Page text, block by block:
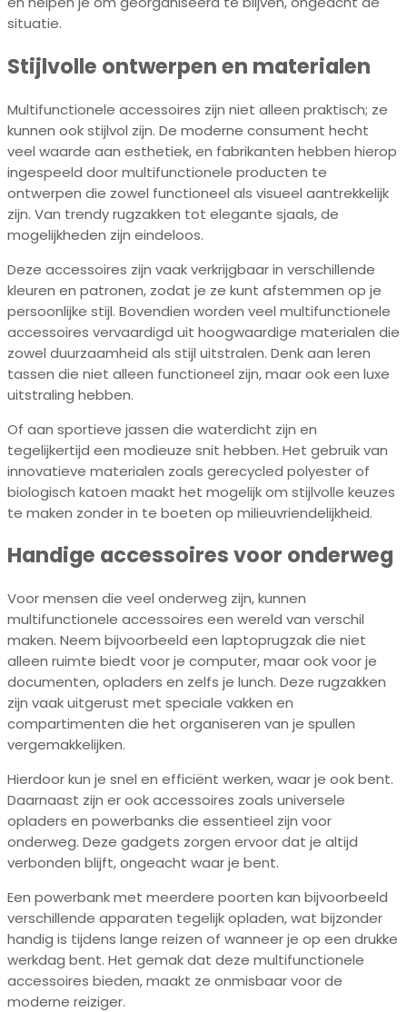
situatie.
Stijlvolle ontwerpen en materialen
Multifunctionele accessoires zijn niet alleen praktisch; ze
kunnen ook stijlvol zijn. De moderne consument hecht
veel waarde aan esthetiek, en fabrikanten hebben hierop
ingespeeld door multifunctionele producten te
ontwerpen die zowel functioneel als visueel aantrekkelijk
zijn. Van trendy rugzakken tot elegante sjaals, de
mogelijkheden zijn eindeloos.
Deze accessoires zijn vaak verkrijgbaar in verschillende
kleuren en patronen, zodat je ze kunt afstemmen op je
persoonlijke stijl. Bovendien worden veel multifunctionele
accessoires vervaardigd uit hoogwaardige materialen die
zowel duurzaamheid als stijl uitstralen. Denk aan leren
tassen die niet alleen functioneel zijn, maar ook een luxe
uitstraling hebben.
Of aan sportieve jassen die waterdicht zijn en
tegelijkertijd een modieuze snit hebben. Het gebruik van
innovatieve materialen zoals gerecycled polyester of
biologisch katoen maakt het mogelijk om stijlvolle keuzes
te maken zonder in te boeten op milieuvriendelijkheid.
Handige accessoires voor onderweg
Voor mensen die veel onderweg zijn, kunnen
multifunctionele accessoires een wereld van verschil
maken. Neem bijvoorbeeld een laptoprugzak die niet
alleen ruimte biedt voor je computer, maar ook voor je
documenten, opladers en zelfs je lunch. Deze rugzakken
zijn vaak uitgerust met speciale vakken en
compartimenten die het organiseren van je spullen
vergemakkelijken.
Hierdoor kun je snel en efficiënt werken, waar je ook bent.
Daarnaast zijn er ook accessoires zoals universele
opladers en powerbanks die essentieel zijn voor
onderweg. Deze gadgets zorgen ervoor dat je altijd
verbonden blijft, ongeacht waar je bent.
Een powerbank met meerdere poorten kan bijvoorbeeld
verschillende apparaten tegelijk opladen, wat bijzonder
handig is tijdens lange reizen of wanneer je op een drukke
werkdag bent. Het gemak dat deze multifunctionele
accessoires bieden, maakt ze onmisbaar voor de
moderne reiziger.